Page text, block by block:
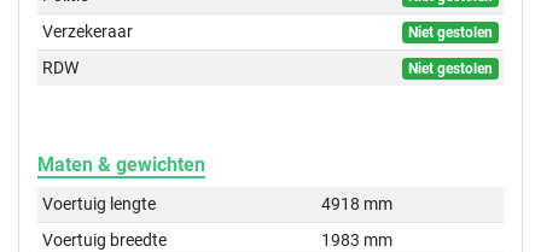
Verzekeraar Niet gestolen
RDW Niet gestolen
Maten & gewichten
Voertuig lengte
4918 mm
Voertuig breedte
1983 mm